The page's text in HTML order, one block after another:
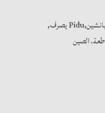
610097, رقم 88 TianChen تيانشين,Pidu يصرف,